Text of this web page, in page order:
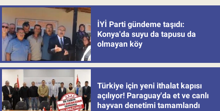
İYİ Parti gündeme taşıdı:
Konya'da suyu da tapusu da
olmayan köy
Türkiye için yeni ithalat kapısı
açılıyor! Paraguay'da et ve canlı
hayvan denetimi tamamlandı